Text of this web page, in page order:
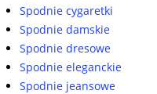
Spodnie cygaretki
Spodnie damskie
Spodnie dresowe
Spodnie eleganckie
Spodnie jeansowe